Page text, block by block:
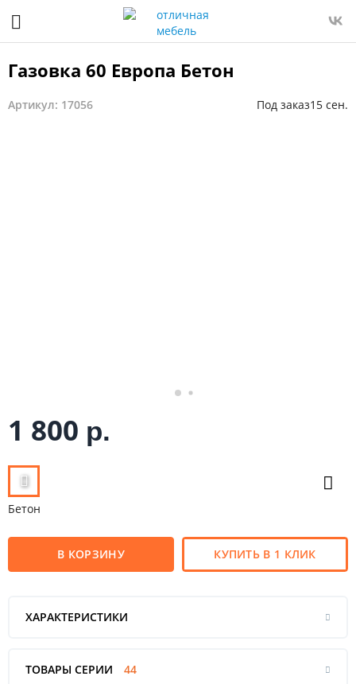
Газовка 60 Европа Бетон
Артикул: 17056 Под заказ15 сен.
1 800 р.
Бетон
В КОРЗИНУ КУПИТЬ В 1 КЛИК
ХАРАКТЕРИСТИКИ
ТОВАРЫ СЕРИИ 44